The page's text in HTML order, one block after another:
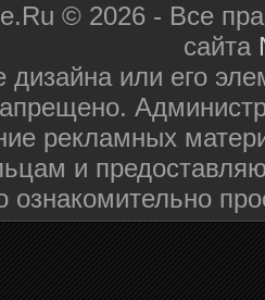
© 2026 - Все
сайта
дизайна или его
рекламных
и
ознакомительно